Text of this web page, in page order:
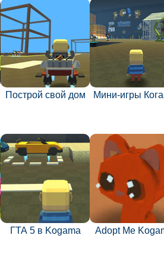
Построй свой дом Мини-игры
ГТА 5 в Kogama Adopt Me